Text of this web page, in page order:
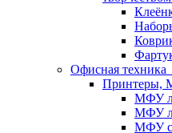
Офисная техника
Принтеры,
МФУ
МФУ
МФУ